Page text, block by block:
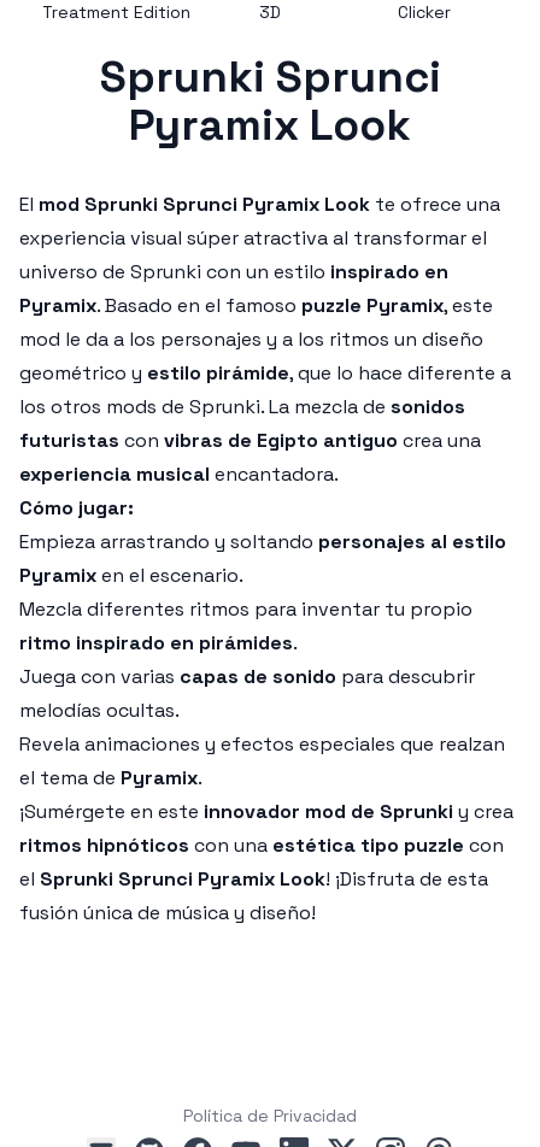
Treatment Edition
3D
Clicker
Sprunki Sprunci
Pyramix Look
El mod Sprunki Sprunci Pyramix Look te ofrece una
experiencia visual súper atractiva al transformar el
universo de Sprunki con un estilo inspirado en
Pyramix. Basado en el famoso puzzle Pyramix, este
mod le da a los personajes y a los ritmos un diseño
geométrico y estilo pirámide, que lo hace diferente a
los otros mods de Sprunki. La mezcla de sonidos
futuristas con vibras de Egipto antiguo crea una
experiencia musical encantadora.
Cómo jugar:
Empieza arrastrando y soltando personajes al estilo
Pyramixen el escenario.
Mezcla diferentes ritmos para inventar tu propio
ritmo inspirado en pirámides.
Juega con varias capas de sonido para descubrir
melodías ocultas.
Revela animaciones y efectos especiales que realzan
el tema de Pyramix.
¡Sumérgete en este innovador mod de Sprunki y crea
ritmos hipnóticos con una estética tipo puzzle con
el Sprunki Sprunci Pyramix Look! ¡Disfruta de esta
fusión única de música y diseño!
Política de Privacidad